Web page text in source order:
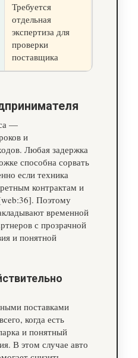
Требуется
отдельная
экспертиза для
проверки
поставщика
—
и
Любая задержка
способна сорвать
если техника
контрактам и
Поэтому
временной
с прозрачной
и понятной
поставками
когда есть
и понятный
В этом случае авто